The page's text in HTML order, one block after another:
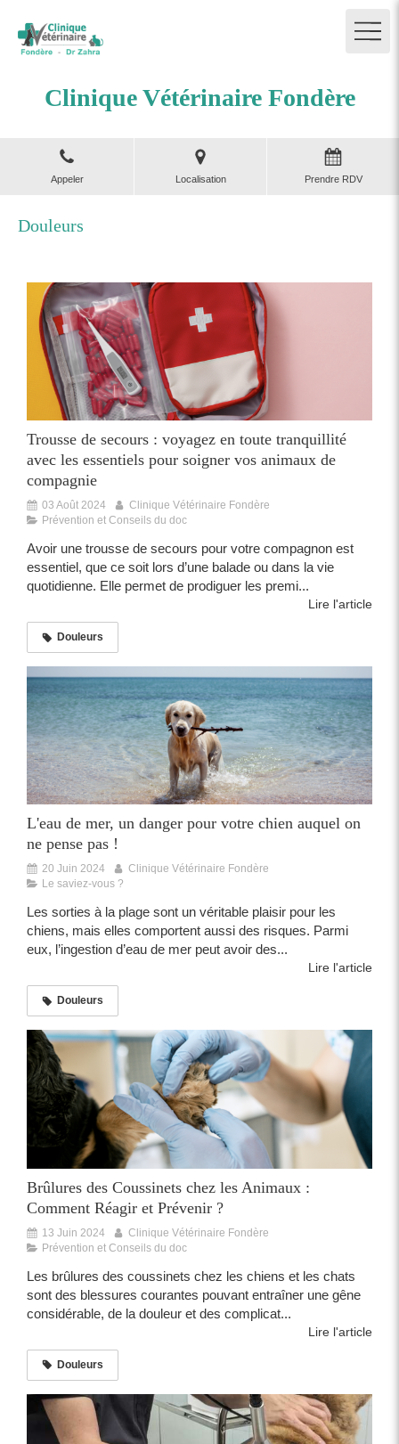
Clinique Vétérinaire Fondère
Appeler Localisation Prendre RDV
Douleurs
Trousse de secours : voyagez en toute tranquillité
avec les essentiels pour soigner vos animaux de
compagnie
03 Août 2024
Clinique Vétérinaire Fondère
Prévention et Conseils du doc
Avoir une trousse de secours pour votre compagnon est
essentiel, que ce soit lors d’une balade ou dans la vie
quotidienne. Elle permet de prodiguer les premi...
Lire l'article
Douleurs
L'eau de mer, un danger pour votre chien auquel on
ne pense pas !
20 Juin 2024
Clinique Vétérinaire Fondère
Le saviez-vous ?
Les sorties à la plage sont un véritable plaisir pour les
chiens, mais elles comportent aussi des risques. Parmi
eux, l’ingestion d’eau de mer peut avoir des...
Lire l'article
Douleurs
Brûlures des Coussinets chez les Animaux :
Comment Réagir et Prévenir ?
13 Juin 2024
Clinique Vétérinaire Fondère
Prévention et Conseils du doc
Les brûlures des coussinets chez les chiens et les chats
sont des blessures courantes pouvant entraîner une gêne
considérable, de la douleur et des complicat...
Lire l'article
Douleurs